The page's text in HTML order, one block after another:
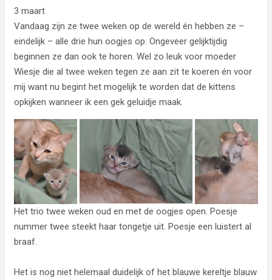
3 maart
Vandaag zijn ze twee weken op de wereld én hebben ze –
eindelijk – alle drie hun oogjes op. Ongeveer gelijktijdig
beginnen ze dan ook te horen. Wel zo leuk voor moeder
Wiesje die al twee weken tegen ze aan zit te koeren én voor
mij want nu begint het mogelijk te worden dat de kittens
opkijken wanneer ik een gek geluidje maak.
Het trio twee weken oud en met de oogjes open. Poesje
nummer twee steekt haar tongetje uit. Poesje een luistert al
braaf.
Het is nog niet helemaal duidelijk of het blauwe kereltje blauw